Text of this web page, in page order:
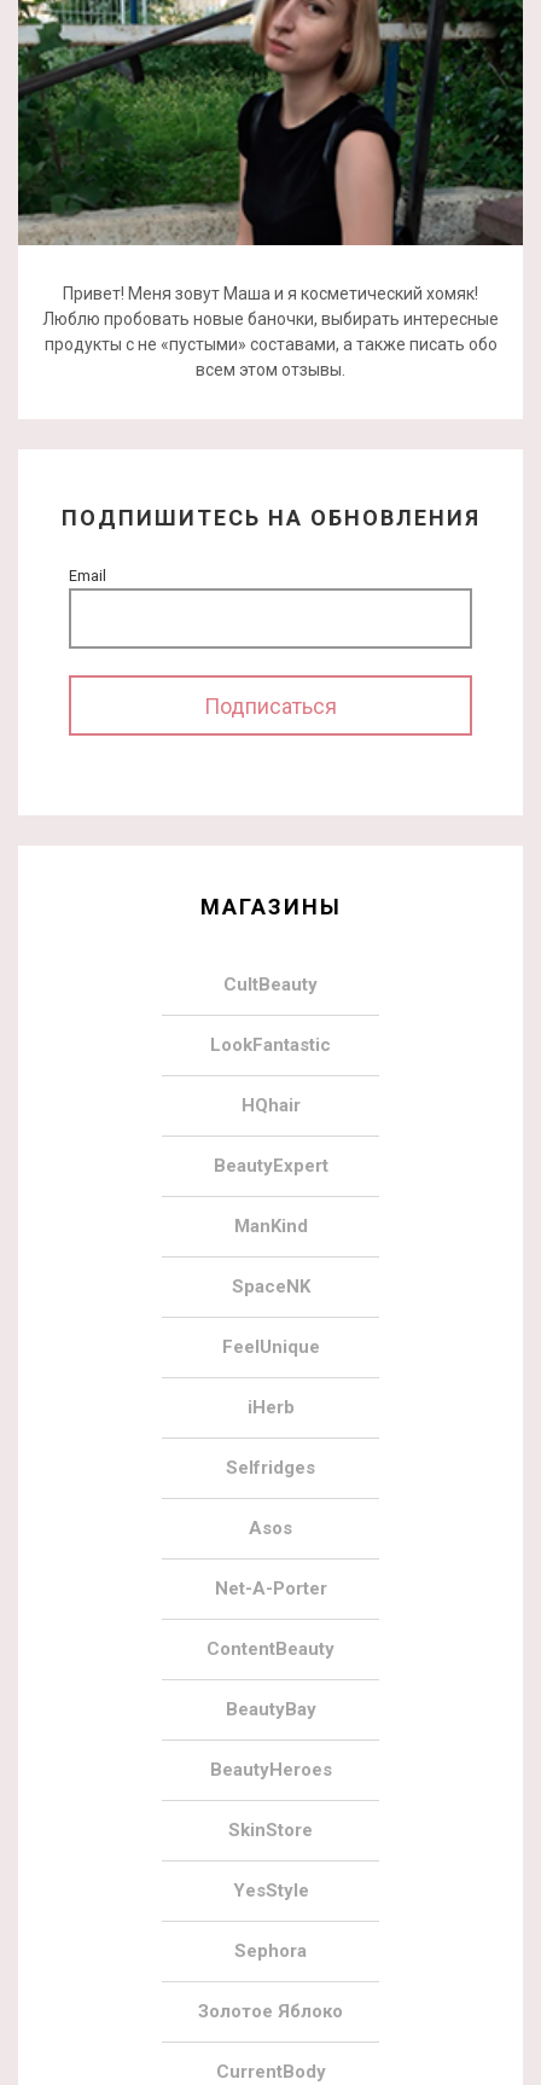
Привет! Меня зовут Маша и я косметический хомяк!
Люблю пробовать новые баночки, выбирать интересные
продукты с не «пустыми» составами, а также писать обо
всем этом отзывы.
ПОДПИШИТЕСЬ НА ОБНОВЛЕНИЯ
Email
МАГАЗИНЫ
CultBeauty
LookFantastic
HQhair
BeautyExpert
ManKind
SpaceNK
FeelUnique
iHerb
Selfridges
Asos
Net-A-Porter
ContentBeauty
BeautyBay
BeautyHeroes
SkinStore
YesStyle
Sephora
Золотое Яблоко
CurrentBody